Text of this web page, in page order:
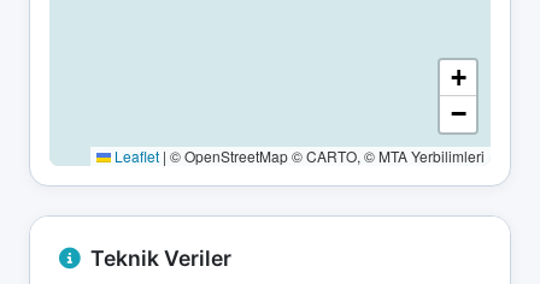
+
−
Leaflet | © OpenStreetMap © CARTO, © MTA Yerbilimleri
Teknik Veriler